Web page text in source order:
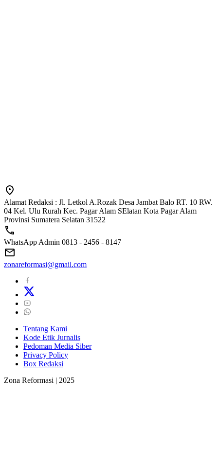
Alamat Redaksi : Jl. Letkol A.Rozak Desa Jambat Balo RT. 10 RW.
04 Kel. Ulu Rurah Kec. Pagar Alam SElatan Kota Pagar Alam
Provinsi Sumatera Selatan 31522
WhatsApp Admin 0813 - 2456 - 8147
zonareformasi@gmail.com
Tentang Kami
Kode Etik Jurnalis
Pedoman Media Siber
Privacy Policy
Box Redaksi
Zona Reformasi | 2025